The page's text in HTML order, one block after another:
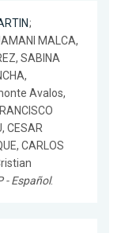
;
MALCA,
SABINA
Avalos,
CESAR
CARLOS
- Español.